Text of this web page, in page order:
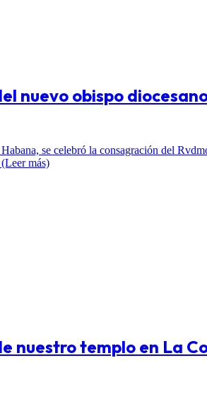
nuevo obispo
se celebró la consagración del
más)
nuestro templo en La